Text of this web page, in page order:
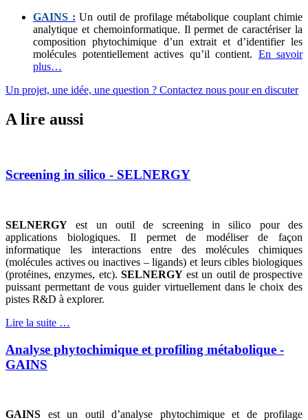
GAINS : Un outil de profilage métabolique couplant chimie
analytique et chemoinformatique. Il permet de caractériser la
composition phytochimique d’un extrait et d’identifier les
molécules potentiellement actives qu’il contient. En savoir
plus…
Un projet, une idée, une question ? Contactez nous pour en discuter
A lire aussi
Screening in silico - SELNERGY
SELNERGY est un outil de screening in silico pour des
applications biologiques. Il permet de modéliser de façon
informatique les interactions entre des molécules chimiques
(molécules actives ou inactives – ligands) et leurs cibles biologiques
(protéines, enzymes, etc). SELNERGYest un outil de prospective
puissant permettant de vous guider virtuellement dans le choix des
pistes R&D à explorer.
Lire la suite …
Analyse phytochimique et profiling métabolique -
GAINS
GAINS est un outil d’analyse phytochimique et de profilage